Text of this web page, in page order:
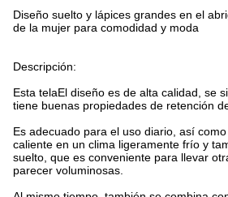
Diseño suelto y lápices grandes en el
de la mujer para comodidad y moda
Descripción:
Esta telaEl diseño es de alta calidad, se
tiene buenas propiedades de retención
Es adecuado para el uso diario, así
caliente en un clima ligeramente frío y
suelto, que es conveniente para llevar
parecer voluminosas.